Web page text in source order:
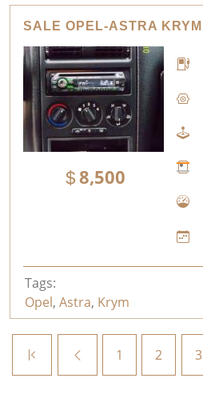
SALE OPEL-ASTRA KRYM
8,500
Tags:
Opel, Astra, Krym
1 2 3